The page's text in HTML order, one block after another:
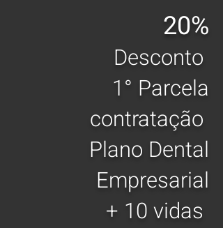
20%
Desconto
1° Parcela
contratação
Plano Dental
Empresarial
+ 10 vidas